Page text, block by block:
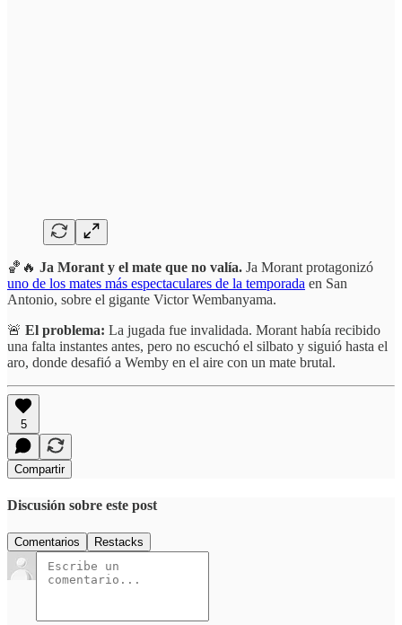
🏀🔥 Ja Morant y el mate que no valía. Ja Morant protagonizó
uno de los mates más espectaculares de la temporada en San
Antonio, sobre el gigante Victor Wembanyama.
🚨 El problema: La jugada fue invalidada. Morant había recibido
una falta instantes antes, pero no escuchó el silbato y siguió hasta el
aro, donde desafió a Wemby en el aire con un mate brutal.
5
Compartir
Discusión sobre este post
Comentarios Restacks